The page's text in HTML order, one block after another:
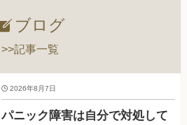
ブログ
>>記事一覧
パニック障害は自分で対処して
2026年8月7日